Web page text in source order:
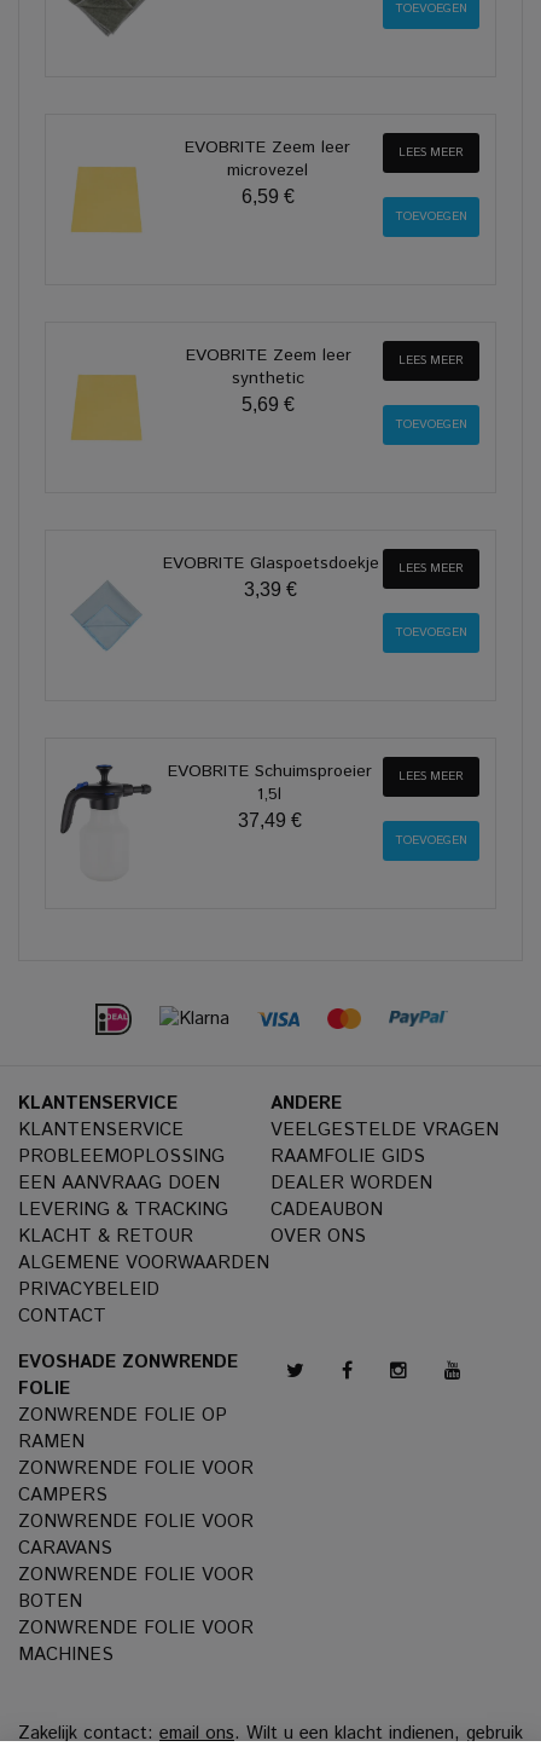
EVOBRITE Zeem leer
microvezel
6,59 €
LEES MEER
EVOBRITE Zeem leer
synthetic
5,69 €
LEES MEER
EVOBRITE Glaspoetsdoekje
3,39 €
LEES MEER
EVOBRITE Schuimsproeier
1,5l
37,49 €
LEES MEER
KLANTENSERVICE
KLANTENSERVICE
PROBLEEMOPLOSSING
EEN AANVRAAG DOEN
LEVERING & TRACKING
KLACHT & RETOUR
ALGEMENE VOORWAARDEN
PRIVACYBELEID
CONTACT
ANDERE
VEELGESTELDE VRAGEN
RAAMFOLIE GIDS
DEALER WORDEN
CADEAUBON
OVER ONS
EVOSHADE ZONWRENDE
FOLIE
ZONWRENDE FOLIE OP
RAMEN
ZONWRENDE FOLIE VOOR
CAMPERS
ZONWRENDE FOLIE VOOR
CARAVANS
ZONWRENDE FOLIE VOOR
BOTEN
ZONWRENDE FOLIE VOOR
MACHINES
Zakelijk contact: email ons. Wilt u een klacht indienen, gebruik